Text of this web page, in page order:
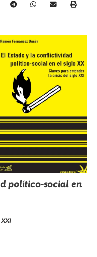
político-social en